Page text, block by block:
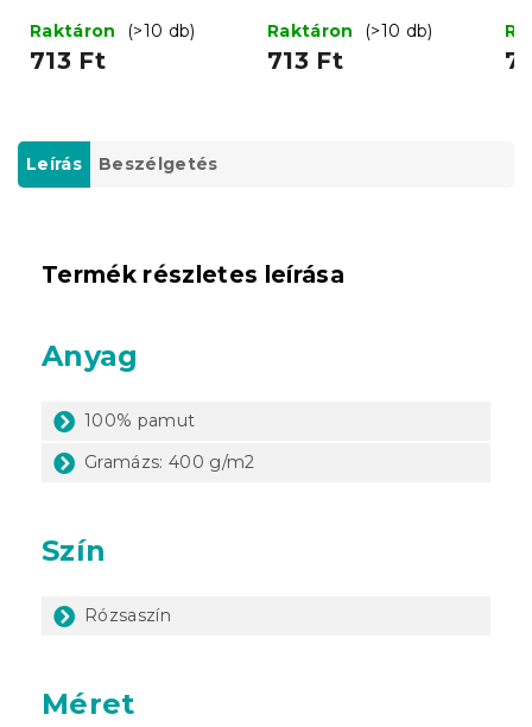
Raktáron
(>10 db)
713 Ft
Raktáron
(>10 db)
713 Ft
Leírás Beszélgetés
Termék részletes leírása
Anyag
100% pamut
Gramázs: 400 g/m2
Szín
Rózsaszín
Méret